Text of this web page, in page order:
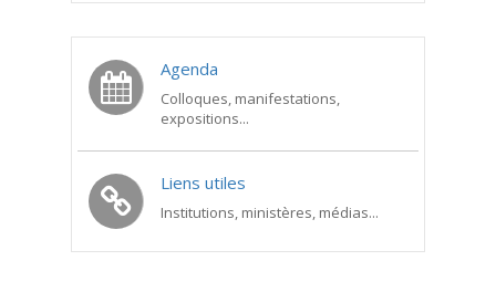
Agenda
Colloques, manifestations,
expositions...
Liens utiles
Institutions, ministères, médias...